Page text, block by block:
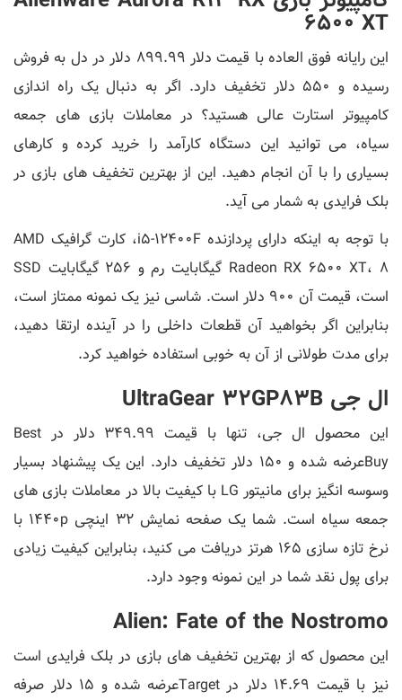
6500 XT
این رایانه فوق العاده با قیمت دلار 899.99 دلار در دل به فروش
رسیده و 550 دلار تخفیف دارد. اگر به دنبال یک راه اندازی
کامپیوتر استارت عالی هستید؟ در معاملات بازی های جمعه
سیاه، می توانید این دستگاه کارآمد را خرید کرده و کارهای
بسیاری را با آن انجام دهید. این از بهترین تخفیف های بازی در
بلک فرایدی به شمار می آید.
با توجه به اینکه دارای پردازنده i5-12400F، کارت گرافیک AMD
Radeon RX 6500 XT، 8 گیگابایت رم و 256 گیگابایت SSD
است، قیمت آن 900 دلار است. شاسی نیز یک نمونه ممتاز است،
بنابراین اگر بخواهید آن قطعات داخلی را در آینده ارتقا دهید،
برای مدت طولانی از آن به خوبی استفاده خواهید کرد.
ال جی UltraGear 32GP83B
این محصول ال جی، تنها با قیمت 349.99 دلار در Best
Buyعرضه شده و 150 دلار تخفیف دارد. این یک پیشنهاد بسیار
وسوسه انگیز برای مانیتور LG با کیفیت بالا در معاملات بازی های
جمعه سیاه است. شما یک صفحه نمایش 32 اینچی 1440p با
نرخ تازه سازی 165 هرتز دریافت می کنید، بنابراین کیفیت زیادی
برای پول نقد شما در این نمونه وجود دارد.
Alien: Fate of the Nostromo
این محصول که از بهترین تخفیف های بازی در بلک فرایدی است
نیز با قیمت 14.69 دلار در Targetعرضه شده و 15 دلار صرفه